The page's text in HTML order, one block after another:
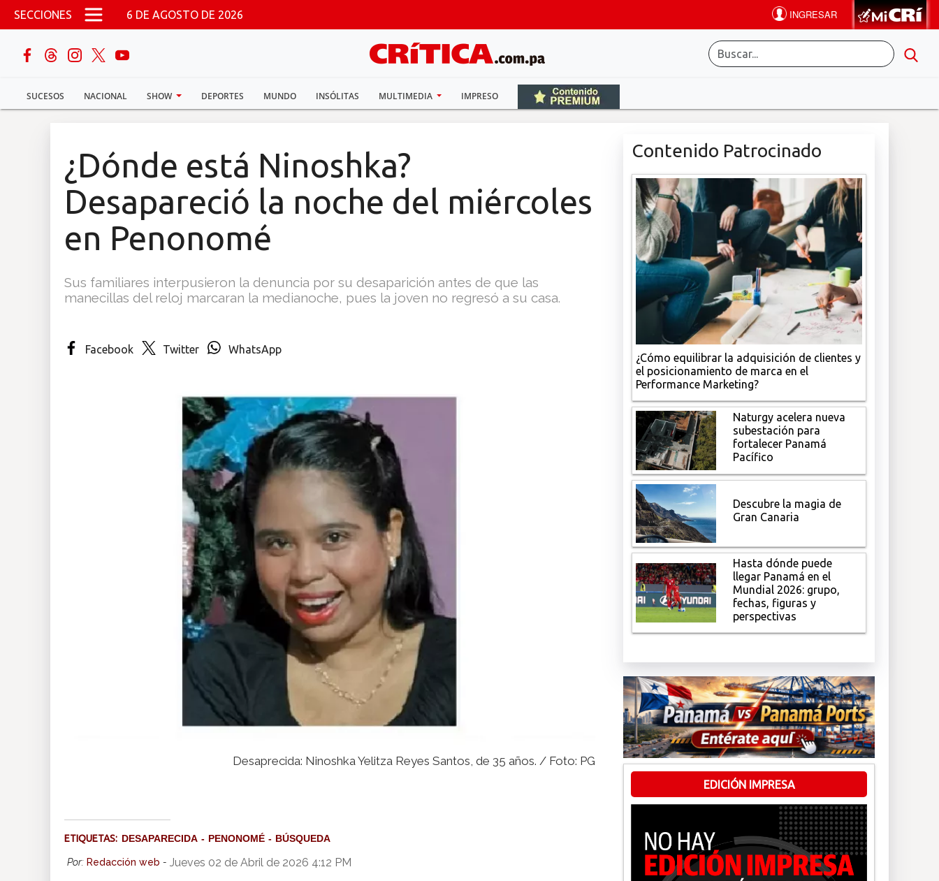
Pasar al contenido principal
SECCIONES 6 DE AGOSTO DE 2026
SUCESOS NACIONAL SHOW DEPORTES MUNDO INSÓLITAS MULTIMEDIA IMPRESO
buscar
Sucesos
¿Dónde está Ninoshka?
Desapareció la noche del miércoles
en Penonomé
Sus familiares interpusieron la denuncia por su desaparición antes de que las
manecillas del reloj marcaran la medianoche, pues la joven no regresó a su casa.
Facebook Twitter WhatsApp
Desaprecida: Ninoshka Yelitza Reyes Santos, de 35 años. / Foto: PG
ETIQUETAS: DESAPARECIDA PENONOMÉ BÚSQUEDA
Por: Redacción web - Jueves 02 de Abril de 2026 4:12 PM
Contenido Patrocinado
¿Cómo equilibrar la adquisición de clientes y
el posicionamiento de marca en el
Performance Marketing?
Naturgy acelera nueva
subestación para
fortalecer Panamá
Pacífico
Descubre la magia de
Gran Canaria
Hasta dónde puede
llegar Panamá en el
Mundial 2026: grupo,
fechas, figuras y
perspectivas
EDICIÓN IMPRESA